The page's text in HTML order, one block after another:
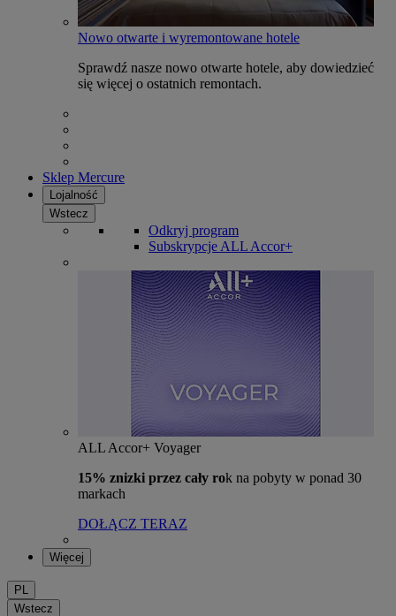
Nowo otwarte i wyremontowane hotele
Sprawdź nasze nowo otwarte hotele, aby dowiedzieć
się więcej o ostatnich remontach.
Sklep Mercure
Lojalność
Wstecz
Odkryj program
Subskrypcje ALL Accor+
ALL Accor+ Voyager
15% znizki przez cały rok na pobyty w ponad 30
markach
DOŁĄCZ TERAZ
Więcej
PL
Wstecz